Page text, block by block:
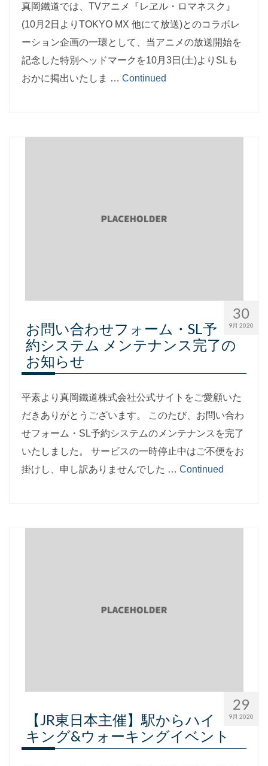
真岡鐵道では、TVアニメ『レヱル・ロマネスク』
(10月2日よりTOKYO MX 他にて放送)とのコラボレ
ーション企画の一環として、当アニメの放送開始を
記念した特別ヘッドマークを10月3日(土)よりSLも
おかに掲出いたしま … Continued
30
9月 2020
お問い合わせフォーム・SL予
約システム メンテナンス完了の
お知らせ
平素より真岡鐵道株式会社公式サイトをご愛顧いた
だきありがとうございます。 このたび、お問い合わ
せフォーム・SL予約システムのメンテナンスを完了
いたしました。 サービスの一時停止中はご不便をお
掛けし、申し訳ありませんでした … Continued
29
9月 2020
【JR東日本主催】駅からハイ
キング&ウォーキングイベント